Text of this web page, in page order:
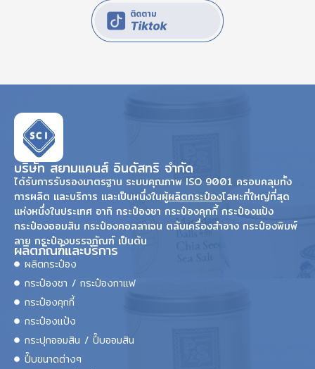
บริษัท สยามแคนส์ อินดัสทริ จำกัด
ได้รับการรับรองมาตรฐาน ระบบคุณภาพ ISO 9001 ครอบคลุมทั้ง
การผลิต และบริการ และเป็นหนึ่งในผู้ผลิตกระป๋องโลหะที่ใหญ่ที่สุด
แห่งหนึ่งในประเทศ อาทิ กระป๋องชา กระป๋องคุกกี้ กระป๋องแป้ง
กระป๋องออมสิน กระป๋องคอลลาเจน ตลับเครื่องสำอาง กระป๋องพิมพ์
ลาย กระป๋องบรรจุภัณฑ์ เป็นต้น
ผลิตภัณฑ์และบริการ
ผลิตกระป๋อง
กระป๋องชา / กระป๋องกาแฟ
กระป๋องคุกกี้
กระป๋องแป้ง
กระปุกออมสิน / ปี๊บออมสิน
ปี๊บขนาดต่างๆ